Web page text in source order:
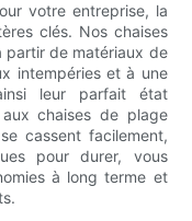
votre entreprise, la
clés. Nos chaises
partir de matériaux de
intempéries et à une
leur parfait état
chaises de plage
cassent facilement,
pour durer, vous
à long terme et